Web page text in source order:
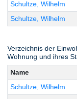
Schultze, Wilhelm
Schultze, Wilhelm
Verzeichnis der
Wohnung und ihres
Name
Schultze, Wilhelm